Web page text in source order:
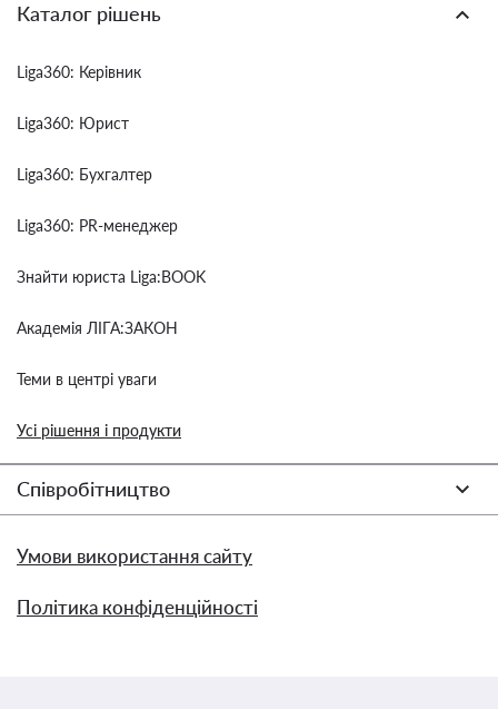
Каталог рішень
Liga360: Керівник
Liga360: Юрист
Liga360: Бухгалтер
Liga360: PR-менеджер
Знайти юриста Liga:BOOK
Академія ЛІГА:ЗАКОН
Теми в центрі уваги
Усі рішення і продукти
Співробітництво
Умови використання сайту
Політика конфіденційності